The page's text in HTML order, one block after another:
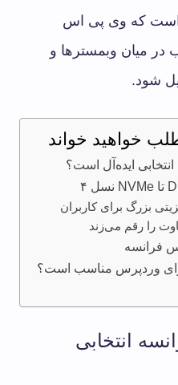
است که وی پی اس
در میان وبمسترها و
شود.
خواهید خواند
ایده‌آل است؟
بزرگ برای کاربران
را رقم می‌زند
فرانسه
وردپرس مناسب است؟
انتخابی